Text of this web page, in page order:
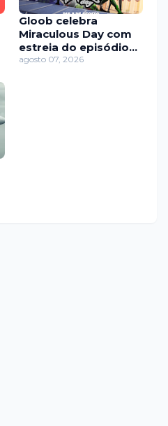
Gloob celebra
Miraculous Day com
estreia do episódio
final da sexta
agosto 07, 2026